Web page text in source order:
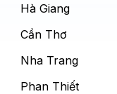
Hà Giang
Cần Thơ
Nha Trang
Phan Thiết